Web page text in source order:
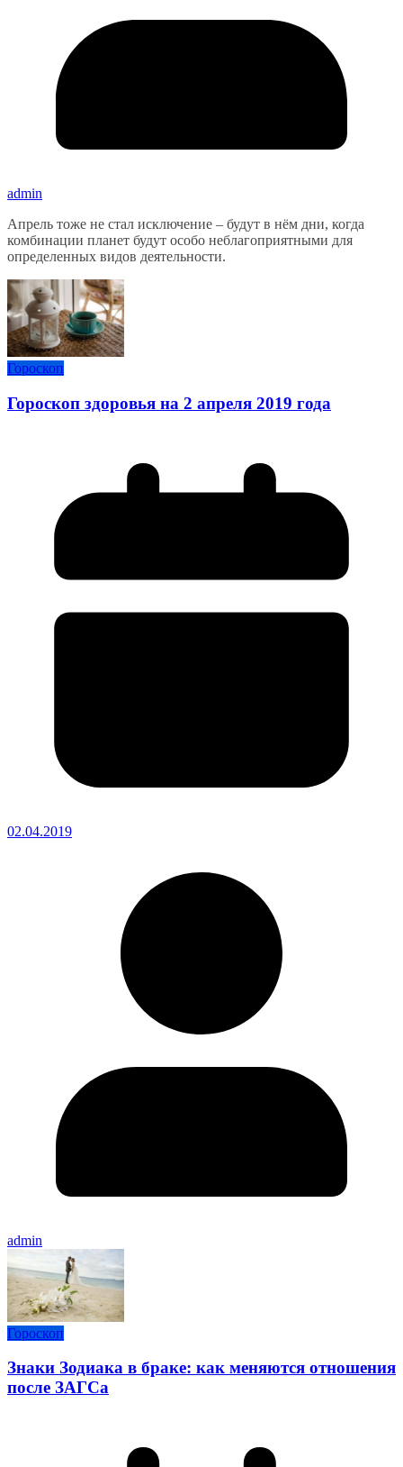
admin
Апрель тоже не стал исключение – будут в нём дни, когда
комбинации планет будут особо неблагоприятными для
определенных видов деятельности.
Гороскоп
Гороскоп здоровья на 2 апреля 2019 года
02.04.2019
admin
Гороскоп
Знаки Зодиака в браке: как меняются отношения
после ЗАГСа